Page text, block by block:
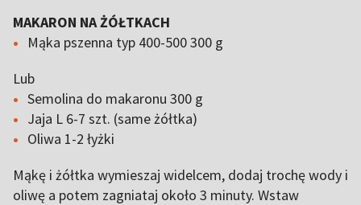
MAKARON NA ŻÓŁTKACH
Mąka pszenna typ 400-500 300 g
Lub
Semolina do makaronu 300 g
Jaja L 6-7 szt. (same żółtka)
Oliwa 1-2 łyżki
Mąkę i żółtka wymieszaj widelcem, dodaj trochę wody i
oliwę a potem zagniataj około 3 minuty. Wstaw